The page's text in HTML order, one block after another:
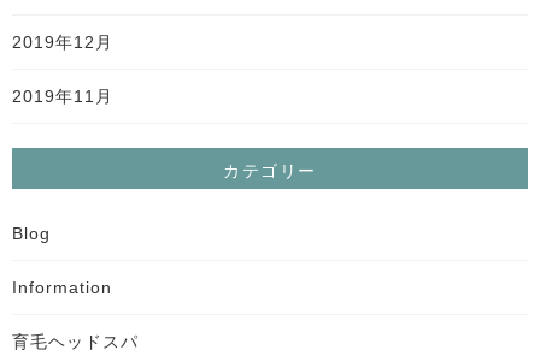
2019年12月
2019年11月
カテゴリー
Blog
Information
育毛ヘッドスパ